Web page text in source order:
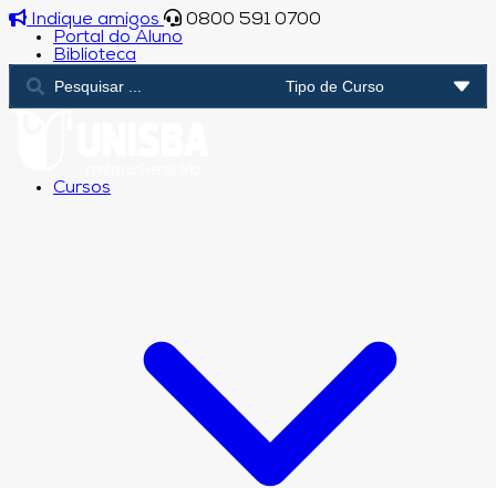
Indique amigos
0800 591 0700
Portal do Aluno
Biblioteca
Cursos